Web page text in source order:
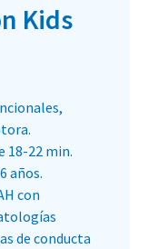
Kids
18-22 min.
años.
con
de conducta